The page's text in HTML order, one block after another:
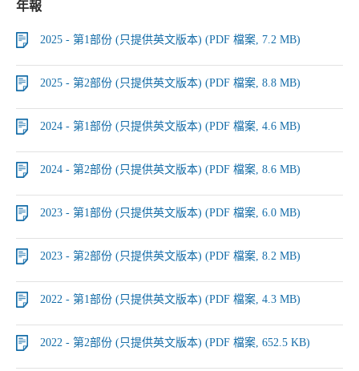
年報
2025 - 第1部份 (只提供英文版本) (PDF 檔案, 7.2 MB)
2025 - 第2部份 (只提供英文版本) (PDF 檔案, 8.8 MB)
2024 - 第1部份 (只提供英文版本) (PDF 檔案, 4.6 MB)
2024 - 第2部份 (只提供英文版本) (PDF 檔案, 8.6 MB)
2023 - 第1部份 (只提供英文版本) (PDF 檔案, 6.0 MB)
2023 - 第2部份 (只提供英文版本) (PDF 檔案, 8.2 MB)
2022 - 第1部份 (只提供英文版本) (PDF 檔案, 4.3 MB)
2022 - 第2部份 (只提供英文版本) (PDF 檔案, 652.5 KB)